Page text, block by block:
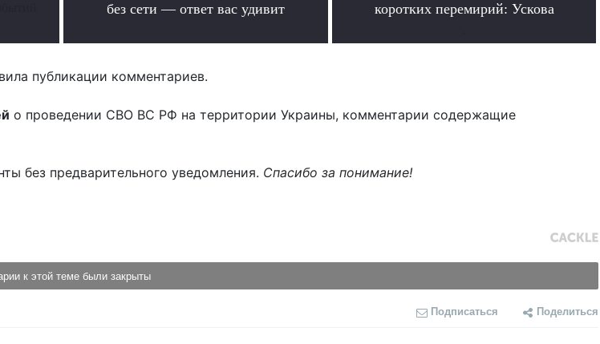
без сети — ответ вас удивит
коротких перемирий: Ускова
публикации комментариев.
о проведении СВО ВС РФ на территории Украины, комментарии содержащие
без предварительного уведомления. Спасибо за понимание!
к этой теме были закрыты
Подписаться Поделиться